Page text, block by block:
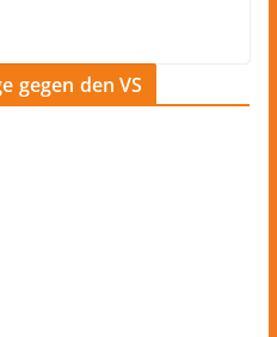
gegen den VS